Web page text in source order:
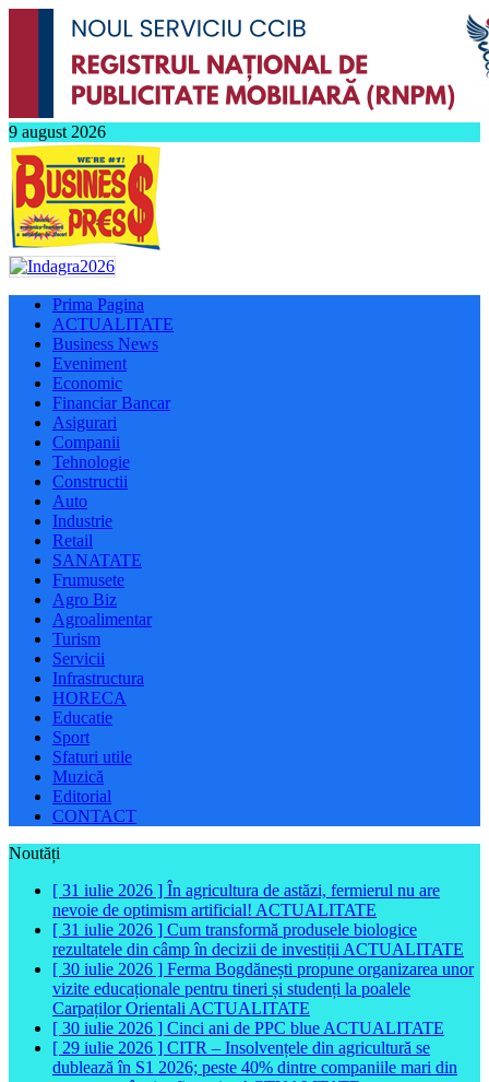
9 august 2026
Prima Pagina
ACTUALITATE
Business News
Eveniment
Economic
Financiar Bancar
Asigurari
Companii
Tehnologie
Constructii
Auto
Industrie
Retail
SANATATE
Frumusete
Agro Biz
Agroalimentar
Turism
Servicii
Infrastructura
HORECA
Educatie
Sport
Sfaturi utile
Muzică
Editorial
CONTACT
Noutăți
[ 31 iulie 2026 ] În agricultura de astăzi, fermierul nu are
nevoie de optimism artificial! ACTUALITATE
[ 31 iulie 2026 ] Cum transformă produsele biologice
rezultatele din câmp în decizii de investiții ACTUALITATE
[ 30 iulie 2026 ] Ferma Bogdănești propune organizarea unor
vizite educaționale pentru tineri și studenți la poalele
Carpaților Orientali ACTUALITATE
[ 30 iulie 2026 ] Cinci ani de PPC blue ACTUALITATE
[ 29 iulie 2026 ] CITR – Insolvențele din agricultură se
dublează în S1 2026; peste 40% dintre companiile mari din